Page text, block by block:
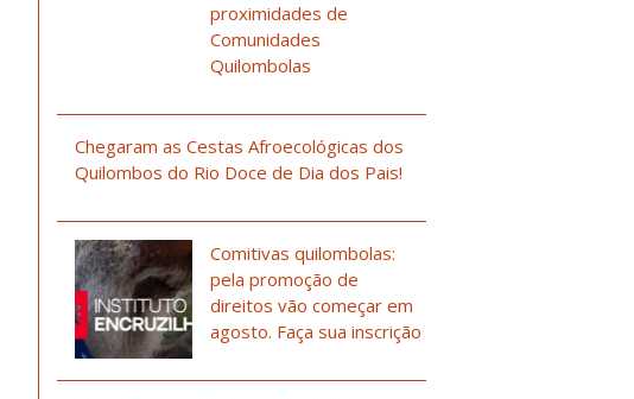
proximidades de
Comunidades
Quilombolas
Chegaram as Cestas Afroecológicas dos
Quilombos do Rio Doce de Dia dos Pais!
Comitivas quilombolas:
pela promoção de
direitos vão começar em
agosto. Faça sua inscrição